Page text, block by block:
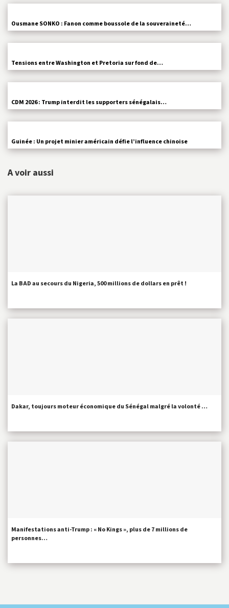
Ousmane SONKO : Fanon comme boussole de la souveraineté…
Tensions entre Washington et Pretoria sur fond de…
CDM 2026 : Trump interdit les supporters sénégalais…
Guinée : Un projet minier américain défie l’influence chinoise
A voir aussi
La BAD au secours du Nigeria, 500 millions de dollars en prêt !
Dakar, toujours moteur économique du Sénégal malgré la volonté …
Manifestations anti-Trump : « No Kings », plus de 7 millions de
personnes…